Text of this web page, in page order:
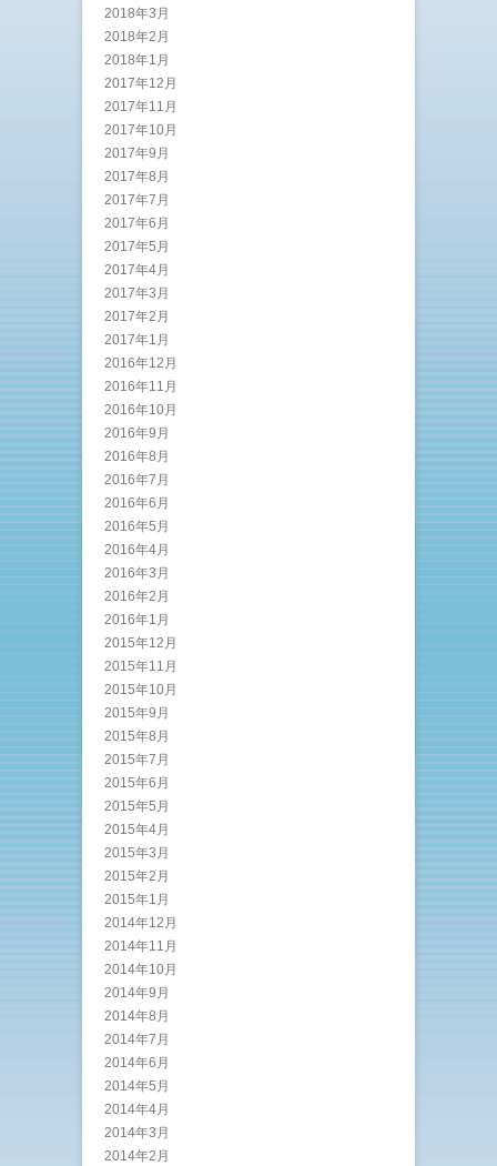
2018年3月
2018年2月
2018年1月
2017年12月
2017年11月
2017年10月
2017年9月
2017年8月
2017年7月
2017年6月
2017年5月
2017年4月
2017年3月
2017年2月
2017年1月
2016年12月
2016年11月
2016年10月
2016年9月
2016年8月
2016年7月
2016年6月
2016年5月
2016年4月
2016年3月
2016年2月
2016年1月
2015年12月
2015年11月
2015年10月
2015年9月
2015年8月
2015年7月
2015年6月
2015年5月
2015年4月
2015年3月
2015年2月
2015年1月
2014年12月
2014年11月
2014年10月
2014年9月
2014年8月
2014年7月
2014年6月
2014年5月
2014年4月
2014年3月
2014年2月